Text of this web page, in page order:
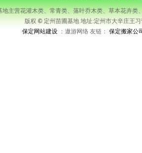
地主营花灌木类、常青类、落叶乔木类、草本花卉类
版权 © 定州苗圃基地 地址:定州市大辛庄王
保定网站建设 ：遨游网络 友链：保定搬家公